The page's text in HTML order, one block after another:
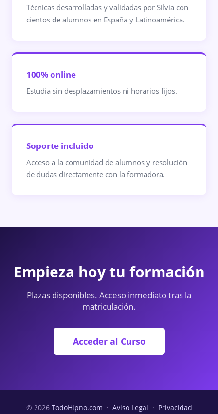
Técnicas desarrolladas y validadas por Silvia con
cientos de alumnos en España y Latinoamérica.
100% online
Estudia sin desplazamientos ni horarios fijos.
Soporte incluido
Acceso a la comunidad de alumnos y resolución
de dudas directamente con la formadora.
Empieza hoy tu formación
Plazas disponibles. Acceso inmediato tras la
matriculación.
Acceder al Curso
© 2026 TodoHipno.com · Aviso Legal · Privacidad